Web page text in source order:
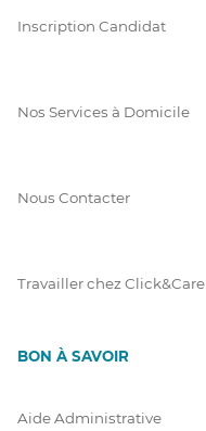
Inscription Candidat
Nos Services à Domicile
Nous Contacter
Travailler chez Click&Care
BON À SAVOIR
Aide Administrative